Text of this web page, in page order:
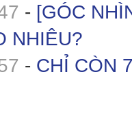
- [GÓC
NHIÊU?
- CHỈ CÒN